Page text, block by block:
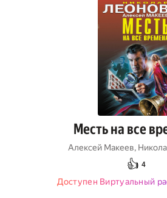
Месть на все
Алексей Макеев,
👍 4
Доступен Виртуальный